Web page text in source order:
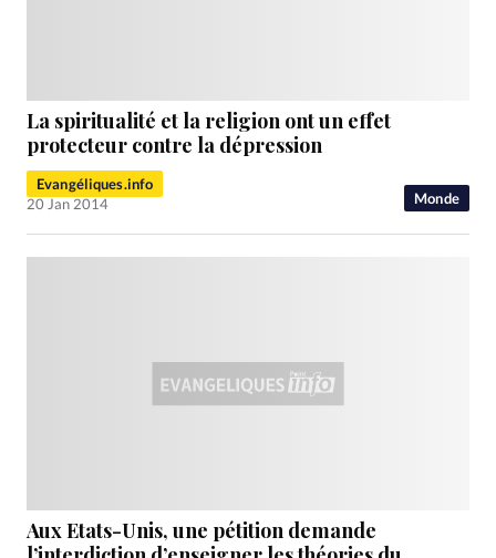
Monde
La spiritualité et la religion ont un effet
protecteur contre la dépression
Evangéliques.info
20 Jan 2014
Aux Etats-Unis, une pétition demande